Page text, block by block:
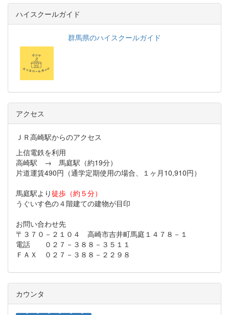
ハイスクールガイド
群馬県のハイスクールガイド
アクセス
ＪＲ高崎駅からのアクセス
上信電鉄を利用
高崎駅 → 馬庭駅（約19分）
片道運賃490円（通学定期使用の場合、１ヶ月10,910円）
馬庭駅より徒歩（約５分）
うぐいす色の４階建ての建物が目印
お問い合わせ先
〒３７０－２１０４ 高崎市吉井町馬庭１４７８－１
電話 ０２７－３８８－３５１１
ＦＡＸ ０２７－３８８－２２９８
カウンタ